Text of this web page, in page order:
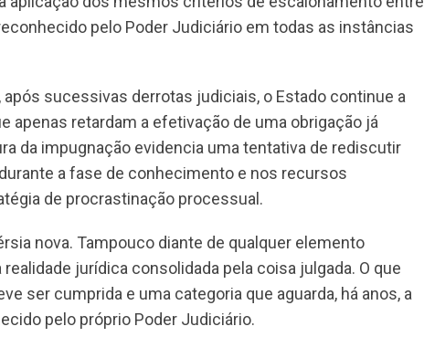
pelo Poder Judiciário em todas as instâncias
sucessivas derrotas judiciais, o Estado continue a
apenas retardam a efetivação de uma obrigação já
da impugnação evidencia uma tentativa de rediscutir
a fase de conhecimento e nos recursos
de procrastinação processual.
nova. Tampouco diante de qualquer elemento
jurídica consolidada pela coisa julgada. O que
ser cumprida e uma categoria que aguarda, há anos, a
pelo próprio Poder Judiciário.